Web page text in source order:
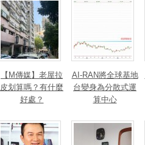
【M傳媒】老屋拉
皮划算嗎？有什麼
好處？
AI-RAN將全球基地
台變身為分散式運
算中心